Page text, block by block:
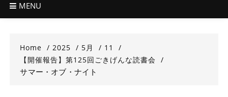
MENU
Home 2025 5月
11
【開催報告】第125回ごきげんな読書会
サマー・オブ・ナイト